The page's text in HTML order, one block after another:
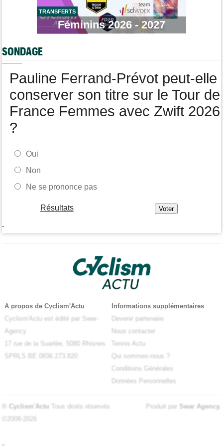
Tour de France Femmes
Lorena Wiebes : "Je dois encore finir..."
Tour de France
Dorian Godon a fini le Tour avec quatre côtes fracturées
Média
TRANSFERTS
Féminins 2026 - 2027
SONDAGE
Pauline Ferrand-Prévot peut-elle
conserver son titre sur le Tour de
France Femmes avec Zwift 2026
?
Oui
Non
Ne se prononce pas
Résultats
-
A propos de Cyclism'Actu
Cyclism'Actu est édité par Swar-
Agency
17 rue de la Suarlée, 5080 Rhisnes
SPRLS BE 0836.273.820
Informations supplémentaires
Devenir partenaire
Nous contacter
Tennis Actu
Qui sommes-nous ?
Conditions Générales
Données Personnelles
© Cyclism'Actu Tous droits réservés
©2008-2026
Produit par Swar Agency.
-